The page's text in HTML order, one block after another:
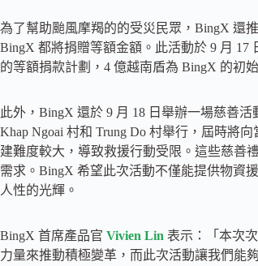
為了幫助颱風摩羯的的受災民眾，BingX 還
BingX 都將捐贈等額金額。此活動於 9 月 17
的等額捐款計劃，4 億越南盾為 BingX 的初
此外，BingX 還於 9 月 18 日舉辦一場慈善
Khap Ngoai 村和 Trung Do 村舉行，屆時將
建難度較大，導致救援行動受限。這些慈善
需求。BingX 希望此次活動不僅能提供物資
人性的光輝。
BingX 首席產品官 Vivien Lin 表示：「本次
力量來推動積極變革，而此次活動讓我們能